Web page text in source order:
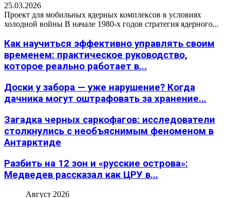
25.03.2026
Проект для мобильных ядерных комплексов в условиях
холодной войны В начале 1980-х годов стратегия ядерного...
Как научиться эффективно управлять своим
временем: практическое руководство,
которое реально работает в...
Доски у забора — уже нарушение? Когда
дачника могут оштрафовать за хранение...
Загадка черных саркофагов: исследователи
столкнулись с необъяснимым феноменом в
Антарктиде
Разбить на 12 зон и «русские острова»:
Медведев рассказал как ЦРУ в...
Август 2026